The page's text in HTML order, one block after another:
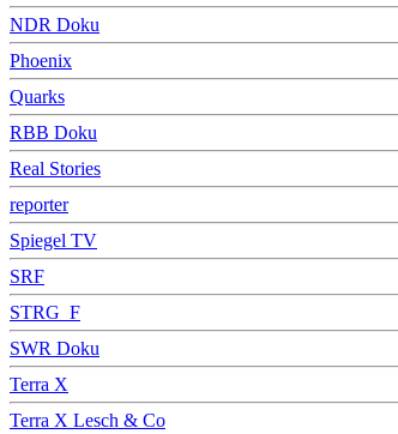
NDR Doku
Phoenix
Quarks
RBB Doku
Real Stories
reporter
Spiegel TV
SRF
STRG_F
SWR Doku
Terra X
Terra X Lesch & Co